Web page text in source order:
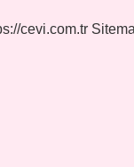
cevi.com.tr